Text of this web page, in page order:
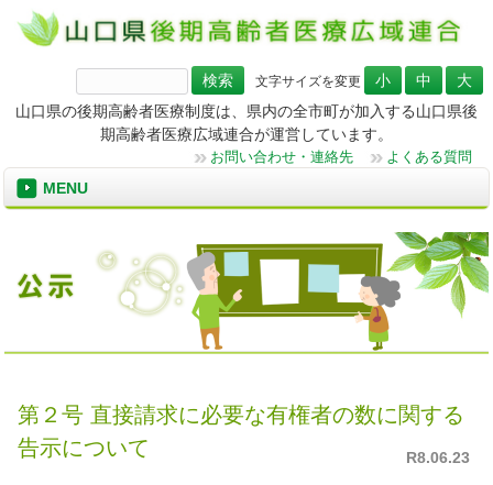
文字サイズを変更
検
索:
山口県の後期高齢者医療制度は、県内の全市町が加入する山口県後
期高齢者医療広域連合が運営しています。
お問い合わせ・連絡先 よくある質問
MENU
第２号 直接請求に必要な有権者の数に関する
告示について
R8.06.23